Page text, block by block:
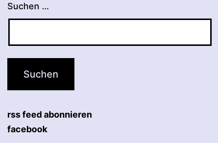
Suchen …
rss feed abonnieren
facebook